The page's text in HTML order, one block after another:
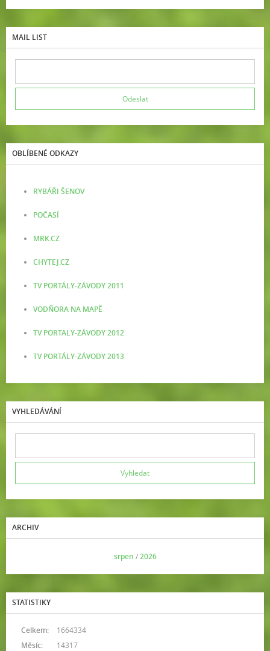
MAIL LIST
OBLÍBENÉ ODKAZY
RYBÁŘI ŠENOV
POČASÍ
MRK.CZ
CHYTEJ.CZ
TV PORTÁLY-ZÁVODY 2011
VODŇORA NA MAPĚ
TV PORTALY-ZÁVODY 2012
TV PORTÁLY-ZÁVODY 2013
VYHLEDÁVÁNÍ
ARCHIV
srpen /2026
STATISTIKY
Celkem:
1664334
Měsíc:
14317